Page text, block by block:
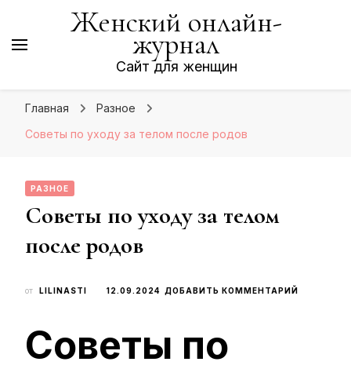
Женский онлайн-
журнал
Сайт для женщин
Главная
Разное
Советы по уходу за телом после родов
РАЗНОЕ
Советы по уходу за телом
после родов
от LILINASTI 12.09.2024 ДОБАВИТЬ КОММЕНТАРИЙ
Советы по